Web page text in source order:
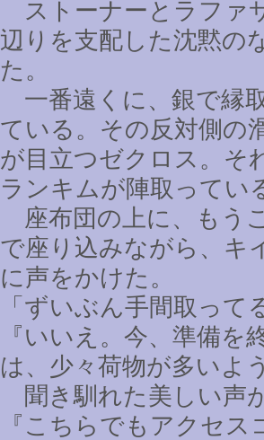
ストーナーとラファ
辺りを支配した沈黙の
た。
一番遠くに、銀で縁
ている。その反対側の
が目立つゼクロス。そ
ランキムが陣取ってい
座布団の上に、もう
で座り込みながら、キ
に声をかけた。
「ずいぶん手間取っ
『いいえ。今、準備
は、少々荷物が多いよ
聞き馴れた美しい声
『こちらでもアクセ